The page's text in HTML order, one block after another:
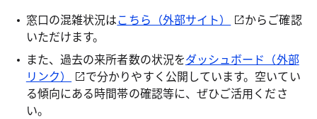
窓口の混雑状況はこちら（外部サイト）
からご確認
いただけます。
また、過去の来所者数の状況をダッシュボード（外部
リンク）
で分かりやすく公開しています。空いてい
る傾向にある時間帯の確認等に、ぜひご活用くださ
い。